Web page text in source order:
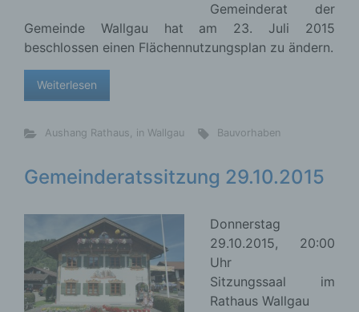
Gemeinderat der
Gemeinde Wallgau hat am 23. Juli 2015
beschlossen einen Flächennutzungsplan zu ändern.
Weiterlesen
Aushang Rathaus, in Wallgau Bauvorhaben
Gemeinderatssitzung 29.10.2015
Donnerstag
29.10.2015, 20:00
Uhr
Sitzungssaal im
Rathaus Wallgau